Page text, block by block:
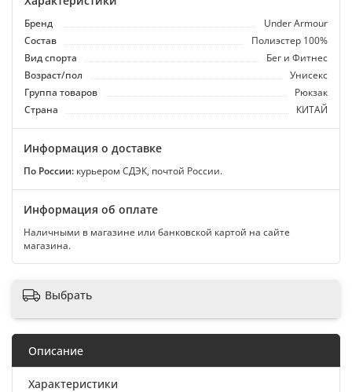
Бренд
Under Armour
Состав
Полиэстер 100%
Вид спорта
Бег и Фитнес
Возраст/пол
Унисекс
Группа товаров
Рюкзак
Страна
КИТАЙ
Информация о доставке
По России: курьером СДЭК, почтой России.
Информация об оплате
Наличными в магазине или банковской картой на сайте
магазина.
Выбрать
Описание
Характеристики